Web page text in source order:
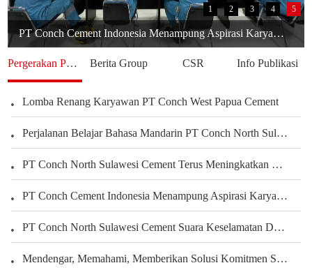
PT Conch Cement Indonesia Menampung Aspirasi Karyawan untuk Meningkatkan Kinerja Perusahaan
1 2 3 4 5
Pergerakan Perusahaan Berita Group CSR Info Publikasi
Lomba Renang Karyawan PT Conch West Papua Cement
Perjalanan Belajar Bahasa Mandarin PT Conch North Sulawesi Cement Berbagi Pengalaman Karyawan Dalam Mengembangkan Kemampuan Bahasa
PT Conch North Sulawesi Cement Terus Meningkatkan Kepedulian terhadap Karyawan dan Pengembangan Kegiatan Olahraga serta Seni Untuk Membangun Kekuatan Tim, Menciptakan Perusahaan yang Harmonis
PT Conch Cement Indonesia Menampung Aspirasi Karyawan untuk Meningkatkan Kinerja Perusahaan
PT Conch North Sulawesi Cement Suara Keselamatan Dari Setiap Sudut Tambang Membangun Budaya Keselamatan Melalui Peran Seluruh Karyawan Departemen Tambang
Mendengar, Memahami, Memberikan Solusi Komitmen Semen Conch Mengutamakan Pelanggan
PT.Conch South Kalimantan Cement yang Indah Rumahku
PT.CSKC Mendukung Pengembangan Bakat Menggambar Karyawan
Rendi Aji Saputro Operator Terkemuka Tashun 2022